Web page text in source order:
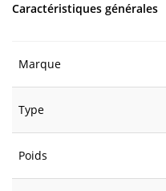
Caractéristiques générales
Marque
Type
Poids